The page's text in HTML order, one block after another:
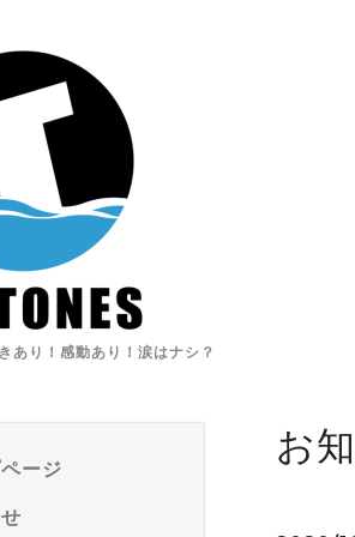
あり！感動あり！涙はナシ？
ージ
お